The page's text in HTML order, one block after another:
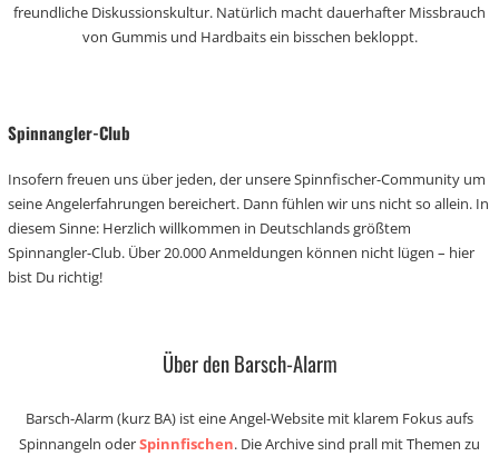
freundliche Diskussionskultur. Natürlich macht dauerhafter Missbrauch
von Gummis und Hardbaits ein bisschen bekloppt.
Spinnangler-Club
Insofern freuen uns über jeden, der unsere Spinnfischer-Community um
seine Angelerfahrungen bereichert. Dann fühlen wir uns nicht so allein. In
diesem Sinne: Herzlich willkommen in Deutschlands größtem
Spinnangler-Club. Über 20.000 Anmeldungen können nicht lügen – hier
bist Du richtig!
Über den Barsch-Alarm
Barsch-Alarm (kurz BA) ist eine Angel-Website mit klarem Fokus aufs
Spinnangeln oderSpinnfischen. Die Archive sind prall mit Themen zu